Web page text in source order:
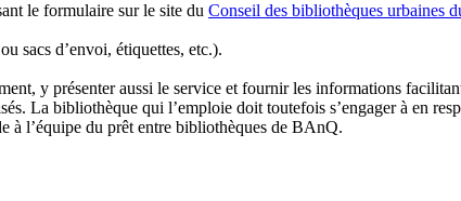
le formulaire sur le site du Conseil des bibliothèques urbaines
sacs d’envoi, étiquettes, etc.).
y présenter aussi le service et fournir les informations
La bibliothèque qui l’emploie doit toutefois s’engager à en
à l’équipe du prêt entre bibliothèques de BAnQ.